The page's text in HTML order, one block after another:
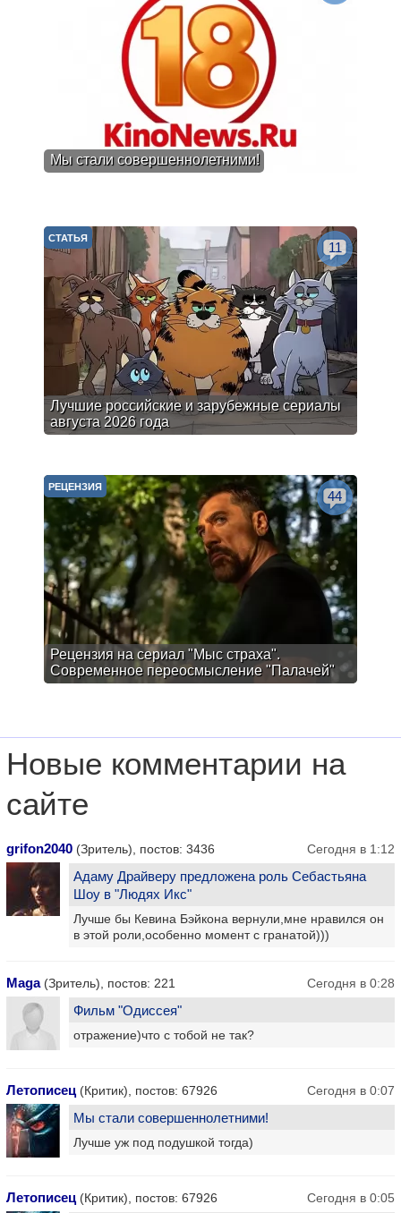
Мы стали совершеннолетними!
Лучшие российские и зарубежные сериалы
августа 2026 года
СТАТЬЯ
11
Рецензия на сериал "Мыс страха".
Современное переосмысление "Палачей"
РЕЦЕНЗИЯ
44
Новые комментарии на
сайте
grifon2040 (Зритель), постов: 3436 Сегодня в 1:12
Адаму Драйверу предложена роль Себастьяна
Шоу в "Людях Икс"
Лучше бы Кевина Бэйкона вернули,мне нравился он
в этой роли,особенно момент с гранатой)))
Maga(Зритель), постов: 221 Сегодня в 0:28
Фильм "Одиссея"
отражение)что с тобой не так?
Летописец (Критик), постов: 67926 Сегодня в 0:07
Мы стали совершеннолетними!
Лучше уж под подушкой тогда)
Летописец (Критик), постов: 67926 Сегодня в 0:05